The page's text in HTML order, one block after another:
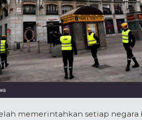
memerintahkan setiap